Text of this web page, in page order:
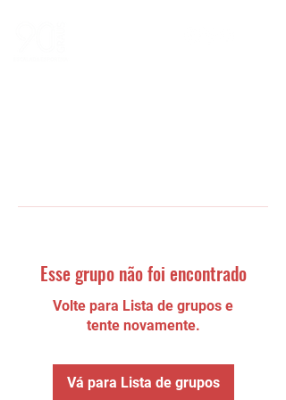
Esse grupo não foi encontrado
Volte para Lista de grupos e
tente novamente.
Vá para Lista de grupos